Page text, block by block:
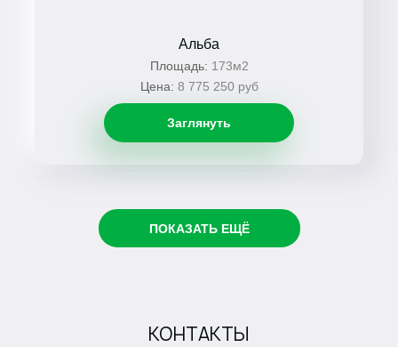
Альба
Площадь: 173м2
Цена: 8 775 250 руб
Заглянуть
ПОКАЗАТЬ ЕЩЁ
КОНТАКТЫ